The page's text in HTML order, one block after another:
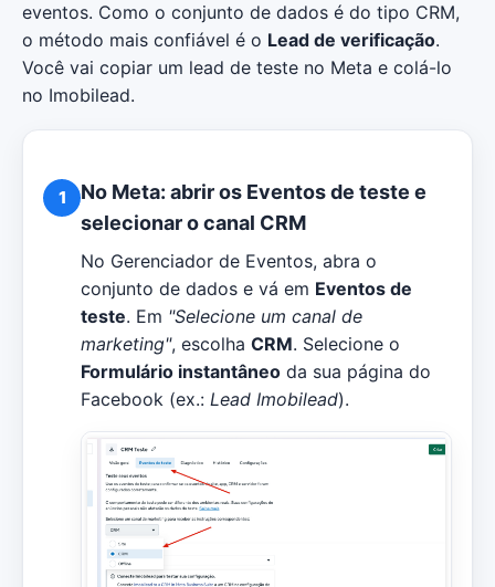
eventos. Como o conjunto de dados é do tipo CRM,
o método mais confiável é o Lead de verificação.
Você vai copiar um lead de teste no Meta e colá-lo
no Imobilead.
1
No Meta: abrir os Eventos de teste e
selecionar o canal CRM
No Gerenciador de Eventos, abra o
conjunto de dados e vá em Eventos de
teste. Em "Selecione um canal de
marketing", escolha CRM. Selecione o
Formulário instantâneo da sua página do
Facebook (ex.: Lead Imobilead).